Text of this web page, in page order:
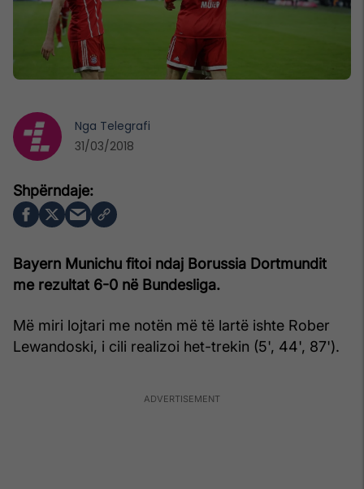
Bayern Munichu fitoi ndaj Borussia Dortmundit
me rezultat 6-0 në Bundesliga.
Më miri lojtari me notën më të lartë ishte Rober
Lewandoski, i cili realizoi het-trekin (5', 44', 87').
Nga Telegrafi
31/03/2018